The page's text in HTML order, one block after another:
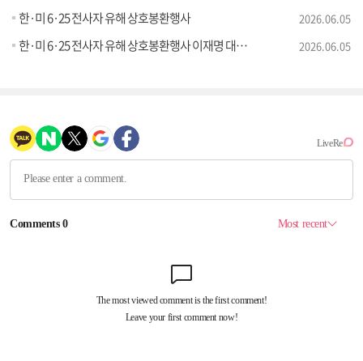
한·미 6·25 전사자 유해 상호봉환행사 2026.06.05
한·미 6·25 전사자 유해 상호봉환행사 이재명 대통령 추모사 2026.06.05